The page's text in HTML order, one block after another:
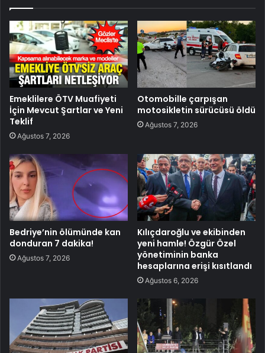
Emeklilere ÖTV Muafiyeti
İçin Mevcut Şartlar ve Yeni
Teklif
Ağustos 7, 2026
Otomobille çarpışan
motosikletin sürücüsü öldü
Ağustos 7, 2026
Bedriye’nin ölümünde kan
donduran 7 dakika!
Ağustos 7, 2026
Kılıçdaroğlu ve ekibinden
yeni hamle! Özgür Özel
yönetiminin banka
hesaplarına erişi kısıtlandı
Ağustos 6, 2026